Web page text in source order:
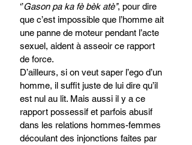
‘’Gason pa ka fè bèk atè’’, pour dire
que c’est impossible que l’homme ait
une panne de moteur pendant l’acte
sexuel, aident à asseoir ce rapport
de force.
D’ailleurs, si on veut saper l’ego d’un
homme, il suffit juste de lui dire qu’il
est nul au lit. Mais aussi il y a ce
rapport possessif et parfois abusif
dans les relations hommes-femmes
découlant des injonctions faites par